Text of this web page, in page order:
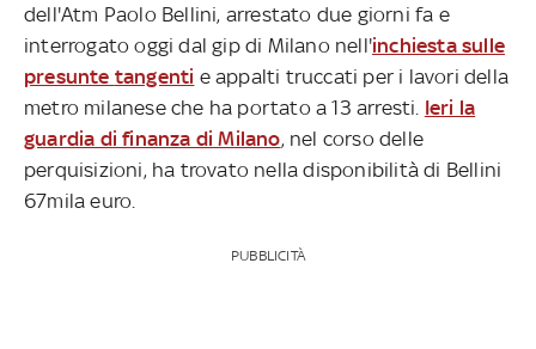
dell'Atm Paolo Bellini, arrestato due giorni fa e
interrogato oggi dal gip di Milano nell'inchiesta sulle
presunte tangenti e appalti truccati per i lavori della
metro milanese che ha portato a 13 arresti. Ieri la
guardia di finanza di Milano, nel corso delle
perquisizioni, ha trovato nella disponibilità di Bellini
67mila euro.
PUBBLICITÀ